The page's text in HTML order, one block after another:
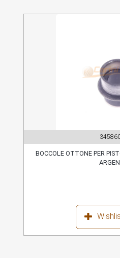
BOCCOLE OTTONE PER